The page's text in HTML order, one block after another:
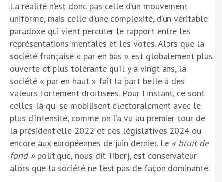
La réalité n’est donc pas celle d’un mouvement
uniforme, mais celle d’une complexité, d’un véritable
paradoxe qui vient percuter le rapport entre les
représentations mentales et les votes. Alors que la
société française « par en bas » est globalement plus
ouverte et plus tolérante qu’il y a vingt ans, la
société « par en haut » fait la part belle à des
valeurs fortement droitisées. Pour l’instant, ce sont
celles-là qui se mobilisent électoralement avec le
plus d’intensité, comme on l’a vu au premier tour de
la présidentielle 2022 et des législatives 2024 ou
encore aux européennes de juin dernier. Le « bruit de
fond » politique, nous dit Tiberj, est conservateur
alors que la société ne l’est pas de façon dominante.